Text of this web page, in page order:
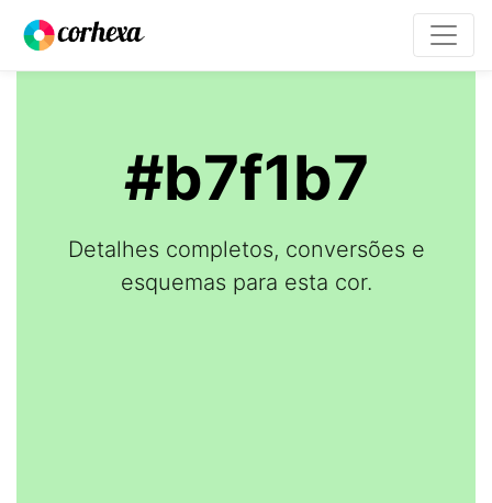
#b7f1b7
Detalhes completos, conversões e
esquemas para esta cor.